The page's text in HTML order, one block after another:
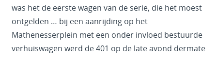
was het de eerste wagen van de serie, die het moest
ontgelden … bij een aanrijding op het
Mathenesserplein met een onder invloed bestuurde
verhuiswagen werd de 401 op de late avond dermate